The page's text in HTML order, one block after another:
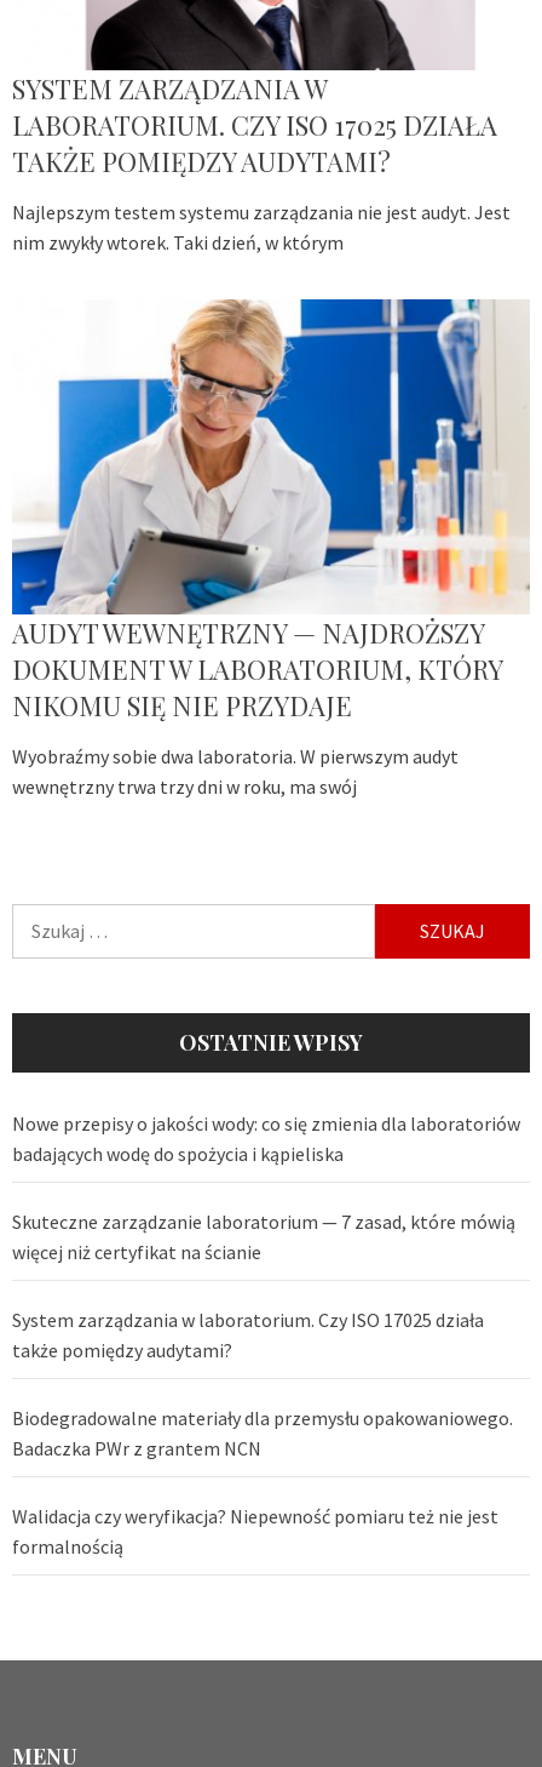
SYSTEM ZARZĄDZANIA W
LABORATORIUM. CZY ISO 17025 DZIAŁA
TAKŻE POMIĘDZY AUDYTAMI?
Najlepszym testem systemu zarządzania nie jest audyt. Jest
nim zwykły wtorek. Taki dzień, w którym
AUDYT WEWNĘTRZNY — NAJDROŻSZY
DOKUMENT W LABORATORIUM, KTÓRY
NIKOMU SIĘ NIE PRZYDAJE
Wyobraźmy sobie dwa laboratoria. W pierwszym audyt
wewnętrzny trwa trzy dni w roku, ma swój
OSTATNIE WPISY
Nowe przepisy o jakości wody: co się zmienia dla laboratoriów
badających wodę do spożycia i kąpieliska
Skuteczne zarządzanie laboratorium — 7 zasad, które mówią
więcej niż certyfikat na ścianie
System zarządzania w laboratorium. Czy ISO 17025 działa
także pomiędzy audytami?
Biodegradowalne materiały dla przemysłu opakowaniowego.
Badaczka PWr z grantem NCN
Walidacja czy weryfikacja? Niepewność pomiaru też nie jest
formalnością
MENU